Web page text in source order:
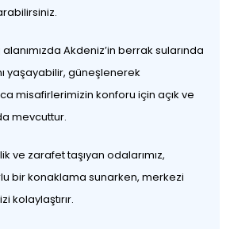
Akdeniz’in berrak sularında
yaşayabilir, güneşlenerek
misafirlerimizin konforu için açık ve
mevcuttur.
ve zarafet taşıyan odalarımız,
bir konaklama sunarken, merkezi
kolaylaştırır.